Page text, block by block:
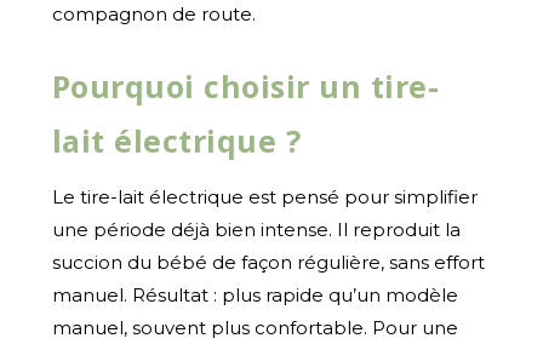
compagnon de route.
Pourquoi choisir un tire-
lait électrique ?
Le tire-lait électrique est pensé pour simplifier
une période déjà bien intense. Il reproduit la
succion du bébé de façon régulière, sans effort
manuel. Résultat : plus rapide qu’un modèle
manuel, souvent plus confortable. Pour une